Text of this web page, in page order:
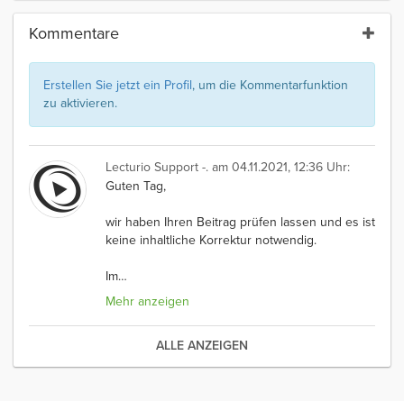
Kommentare
Erstellen Sie jetzt ein Profil, um die Kommentarfunktion
zu aktivieren.
Lecturio Support -. am 04.11.2021, 12:36 Uhr:
Guten Tag,
wir haben Ihren Beitrag prüfen lassen und es ist
keine inhaltliche Korrektur notwendig.
Im…
Mehr anzeigen
ALLE ANZEIGEN